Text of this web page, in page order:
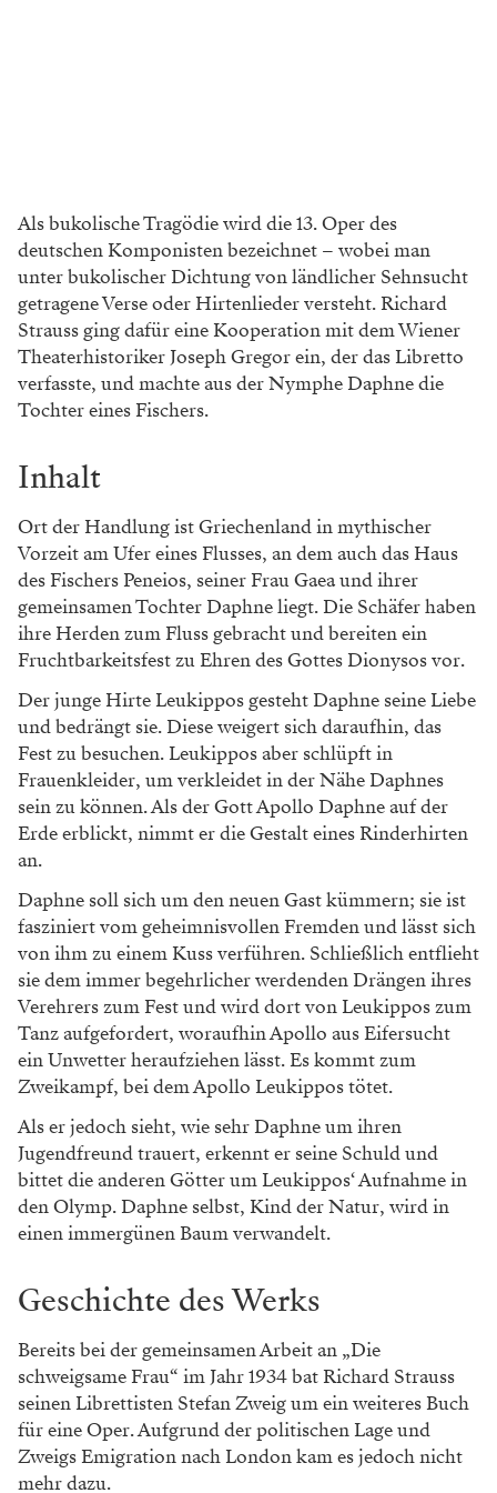
Als bukolische Tragödie wird die 13. Oper des
deutschen Komponisten bezeichnet – wobei man
unter bukolischer Dichtung von ländlicher Sehnsucht
getragene Verse oder Hirtenlieder versteht. Richard
Strauss ging dafür eine Kooperation mit dem Wiener
Theaterhistoriker Joseph Gregor ein, der das Libretto
verfasste, und machte aus der Nymphe Daphne die
Tochter eines Fischers.
Inhalt
Ort der Handlung ist Griechenland in mythischer
Vorzeit am Ufer eines Flusses, an dem auch das Haus
des Fischers Peneios, seiner Frau Gaea und ihrer
gemeinsamen Tochter Daphne liegt. Die Schäfer haben
ihre Herden zum Fluss gebracht und bereiten ein
Fruchtbarkeitsfest zu Ehren des Gottes Dionysos vor.
Der junge Hirte Leukippos gesteht Daphne seine Liebe
und bedrängt sie. Diese weigert sich daraufhin, das
Fest zu besuchen. Leukippos aber schlüpft in
Frauenkleider, um verkleidet in der Nähe Daphnes
sein zu können. Als der Gott Apollo Daphne auf der
Erde erblickt, nimmt er die Gestalt eines Rinderhirten
an.
Daphne soll sich um den neuen Gast kümmern; sie ist
fasziniert vom geheimnisvollen Fremden und lässt sich
von ihm zu einem Kuss verführen. Schließlich entflieht
sie dem immer begehrlicher werdenden Drängen ihres
Verehrers zum Fest und wird dort von Leukippos zum
Tanz aufgefordert, woraufhin Apollo aus Eifersucht
ein Unwetter heraufziehen lässt. Es kommt zum
Zweikampf, bei dem Apollo Leukippos tötet.
Als er jedoch sieht, wie sehr Daphne um ihren
Jugendfreund trauert, erkennt er seine Schuld und
bittet die anderen Götter um Leukippos‘ Aufnahme in
den Olymp. Daphne selbst, Kind der Natur, wird in
einen immergünen Baum verwandelt.
Geschichte des Werks
Bereits bei der gemeinsamen Arbeit an „Die
schweigsame Frau“ im Jahr 1934 bat Richard Strauss
seinen Librettisten Stefan Zweig um ein weiteres Buch
für eine Oper. Aufgrund der politischen Lage und
Zweigs Emigration nach London kam es jedoch nicht
mehr dazu.